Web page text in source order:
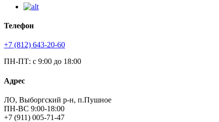
Телефон
+7 (812) 643-20-60
ПН-ПТ: с 9:00 до 18:00
Адрес
ЛО, Выборгский р-н, п.Пушное
ПН-ВС 9:00-18:00
+7 (911) 005-71-47